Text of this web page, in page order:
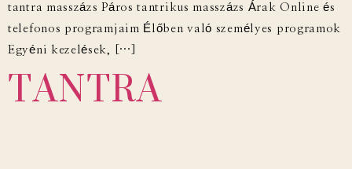
tantra masszázs Páros tantrikus masszázs Árak Online és
telefonos programjaim Élőben való személyes programok
Egyéni kezelések, […]
TANTRA